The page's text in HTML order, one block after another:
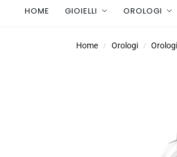
HOME GIOIELLI OROLOGI
Home / Orologi /